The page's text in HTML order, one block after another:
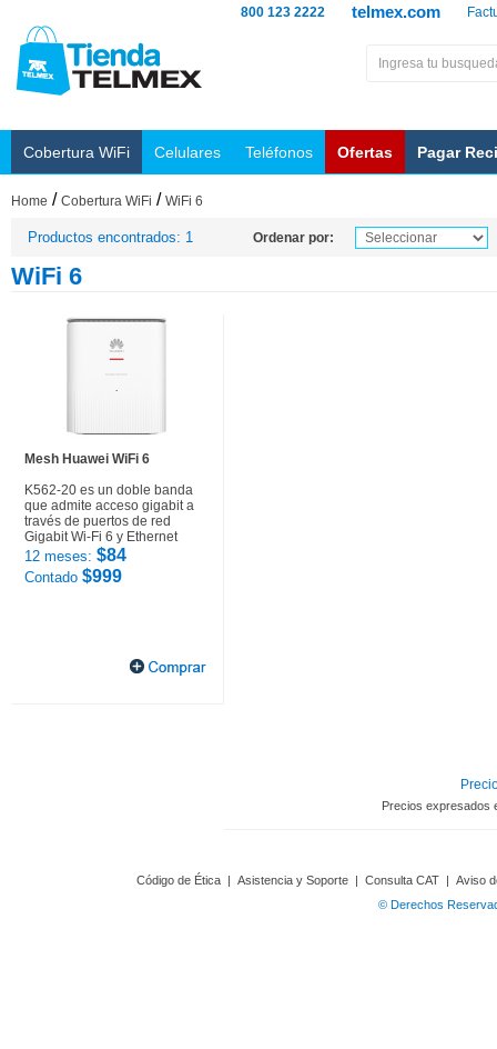
telmex.com
800 123 2222
Cobertura WiFi Celulares Teléfonos Ofertas Pagar
Home / Cobertura WiFi / WiFi 6
Productos encontrados: 1 Ordenar por:
WiFi 6
Mesh Huawei WiFi 6
K562-20 es un doble banda
que admite acceso gigabit a
través de puertos de red
Gigabit Wi-Fi 6 y Ethernet
12 meses: $84
Contado $999
Precios expresados
Código de Ética | Asistencia y Soporte | Consulta CAT | Aviso
© Derechos